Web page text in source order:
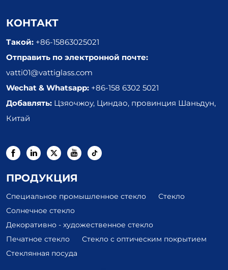
КОНТАКТ
Такой: +86-15863025021
Отправить по электронной почте:
vatti01@vattiglass.com
Wechat & Whatsapp: +86-158 6302 5021
Добавлять: Цзяочжоу, Циндао, провинция Шаньдун,
Китай
ПРОДУКЦИЯ
Специальное промышленное стекло
Стекло
Солнечное стекло
Декоративно - художественное стекло
Печатное стекло
Стекло с оптическим покрытием
Стеклянная посуда